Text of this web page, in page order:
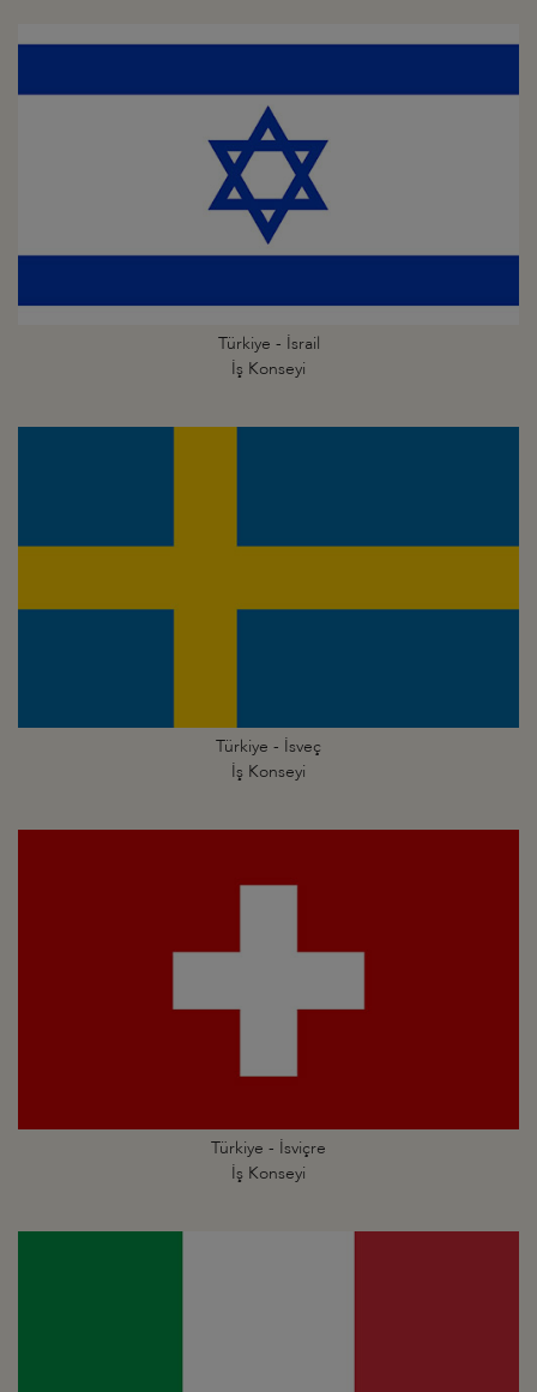
Türkiye - İsrail
İş Konseyi
Türkiye - İsveç
İş Konseyi
Türkiye - İsviçre
İş Konseyi